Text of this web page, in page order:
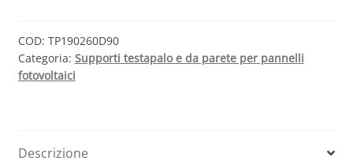
fotovoltaici
standard
(~165x100
COD: TP190260D90
Categoria: Supporti testapalo e da parete per pannelli
fotovoltaici
Descrizione